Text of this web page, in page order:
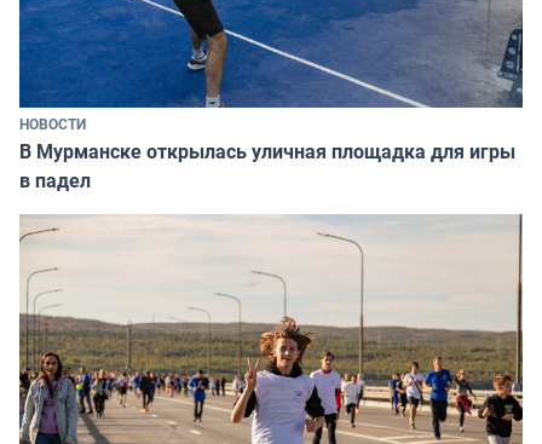
НОВОСТИ
В Мурманске открылась уличная площадка для игры
в падел